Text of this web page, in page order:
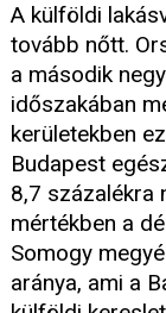
A külföldi
tovább nőtt.
a második
időszakában
kerületekben
Budapest
8,7 százalékra
mértékben a
Somogy
aránya, ami a